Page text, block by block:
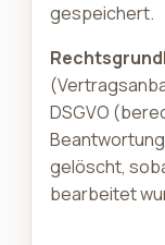
gespeichert.
DSGVO
gelöscht,
bearbeitet